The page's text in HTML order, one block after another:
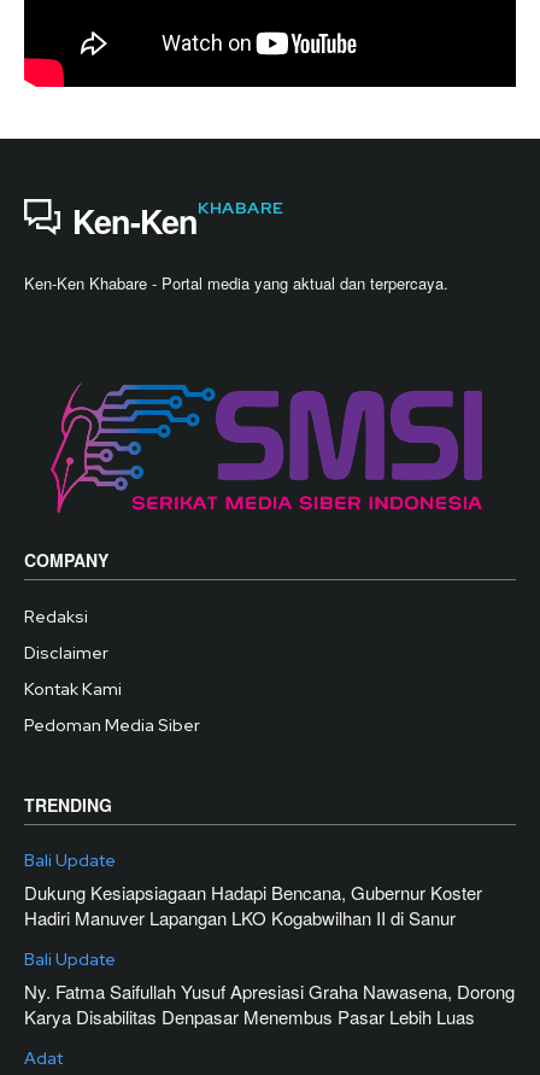
Ken-KenKHABARE
Ken-Ken Khabare - Portal media yang aktual dan terpercaya.
COMPANY
Redaksi
Disclaimer
Kontak Kami
Pedoman Media Siber
TRENDING
Bali Update
Dukung Kesiapsiagaan Hadapi Bencana, Gubernur Koster
Hadiri Manuver Lapangan LKO Kogabwilhan II di Sanur
Bali Update
Ny. Fatma Saifullah Yusuf Apresiasi Graha Nawasena, Dorong
Karya Disabilitas Denpasar Menembus Pasar Lebih Luas
Adat